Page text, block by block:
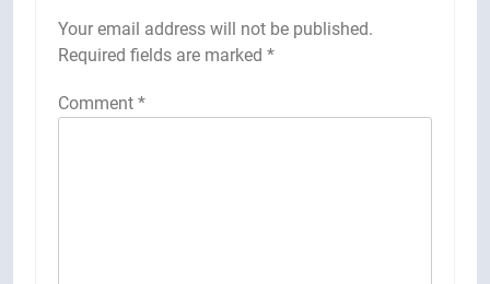
Your email address will not be published.
Required fields are marked *
Comment *